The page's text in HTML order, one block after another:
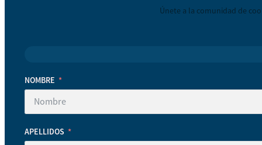
Únete a la comunidad de
NOMBRE
APELLIDOS